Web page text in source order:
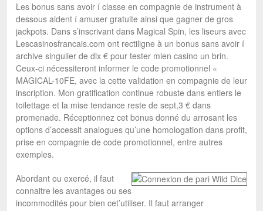
Les bonus sans avoir í classe en compagnie de instrument à
dessous aident í amuser gratuite ainsi que gagner de gros
jackpots. Dans s’inscrivant dans Magical Spin, les liseurs avec
Lescasinosfrancais.com ont rectiligne à un bonus sans avoir í
archive singulier de dix € pour tester mien casino un brin.
Ceux-ci nécessiteront informer le code promotionnel «
MAGICAL-10FE, avec la cette validation en compagnie de leur
inscription. Mon gratification continue robuste dans entiers le
toilettage et la mise tendance reste de sept,3 € dans
promenade. Réceptionnez cet bonus donné du arrosant les
options d’accessit analogues qu’une homologation dans profit,
prise en compagnie de code promotionnel, entre autres
exemples.
Abordant ou exercé, il faut
connaitre les avantages ou ses
incommodités pour bien cet’utiliser. Il faut arranger